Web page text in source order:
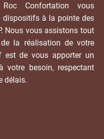
Confortation vous
dispositifs à la pointe des
Nous vous assistons tout
la réalisation de votre
est de vous apporter un
votre besoin, respectant
délais.